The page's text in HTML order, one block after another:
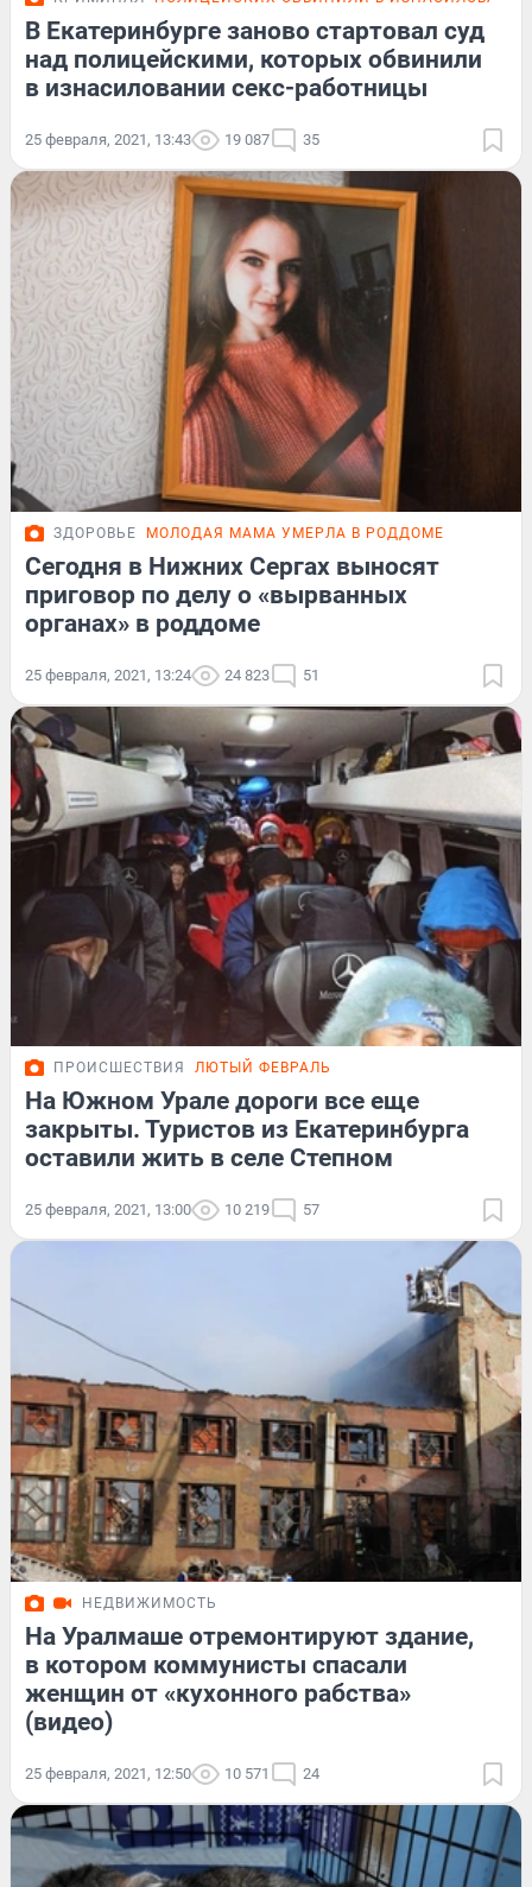
В Екатеринбурге заново стартовал суд
над полицейскими, которых обвинили
в изнасиловании секс-работницы
25 февраля, 2021, 13:43 19 087 35
ЗДОРОВЬЕ МОЛОДАЯ МАМА УМЕРЛА В РОДДОМЕ
Сегодня в Нижних Сергах выносят
приговор по делу о «вырванных
органах» в роддоме
25 февраля, 2021, 13:24 24 823 51
ПРОИСШЕСТВИЯ ЛЮТЫЙ ФЕВРАЛЬ
На Южном Урале дороги все еще
закрыты. Туристов из Екатеринбурга
оставили жить в селе Степном
25 февраля, 2021, 13:00 10 219 57
НЕДВИЖИМОСТЬ
На Уралмаше отремонтируют здание,
в котором коммунисты спасали
женщин от «кухонного рабства»
(видео)
25 февраля, 2021, 12:50 10 571 24